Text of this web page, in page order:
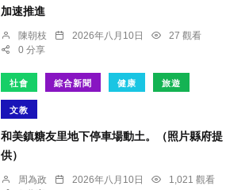
加速推進
陳朝枝 2026年八月10日
27 觀看
0 分享
社會 綜合新聞 健康 旅遊
文教
和美鎮糖友里地下停車場動土。（照片縣府提
供）
周為政 2026年八月10日
1,021 觀看